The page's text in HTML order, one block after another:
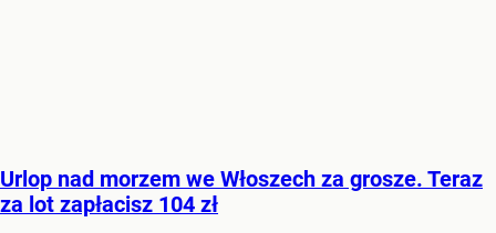
Urlop nad morzem we Włoszech za grosze. Teraz
za lot zapłacisz 104 zł